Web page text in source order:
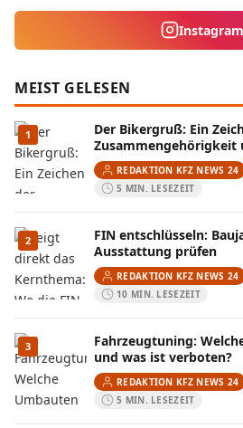
Instagram
MEIST GELESEN
1
Der Bikergruß: Ein
REDAKTION KFZ NEWS 24
5 MIN. LESEZEIT
2
FIN entschlüsseln:
Ausstattung prüfen
REDAKTION KFZ NEWS 24
10 MIN. LESEZEIT
3
Fahrzeugtuning:
und was ist verboten?
REDAKTION KFZ NEWS 24
5 MIN. LESEZEIT